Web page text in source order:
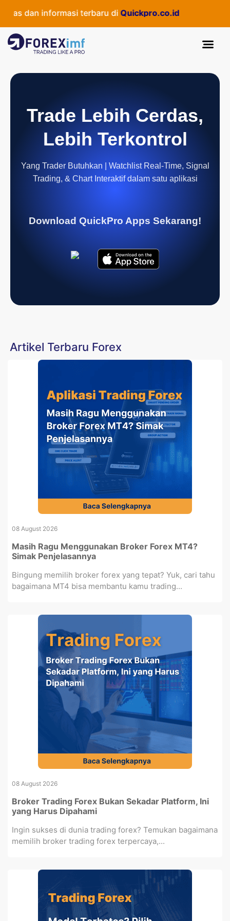
dan informasi terbaru diQuickpro.co.id
Trade Lebih Cerdas,
Lebih Terkontrol
Yang Trader Butuhkan | Watchlist Real-Time, Signal
Trading, & Chart Interaktif dalam satu aplikasi
Download QuickPro Apps Sekarang!
Artikel Terbaru Forex
08 August 2026
Masih Ragu Menggunakan Broker Forex MT4?
Simak Penjelasannya
Bingung memilih broker forex yang tepat? Yuk, cari tahu
bagaimana MT4 bisa membantu kamu trading...
08 August 2026
Broker Trading Forex Bukan Sekadar Platform, Ini
yang Harus Dipahami
Ingin sukses di dunia trading forex? Temukan bagaimana
memilih broker trading forex terpercaya,...